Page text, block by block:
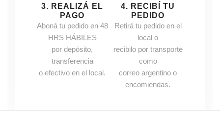
3. REALIZÁ EL
PAGO
Aboná tu pedido en 48
HRS HÁBILES
por depósito,
transferencia
o efectivo en el local.
4. RECIBÍ TU
PEDIDO
Retirá tu pedido en el
local o
recibilo por transporte
como
correo argentino o
encomiendas.